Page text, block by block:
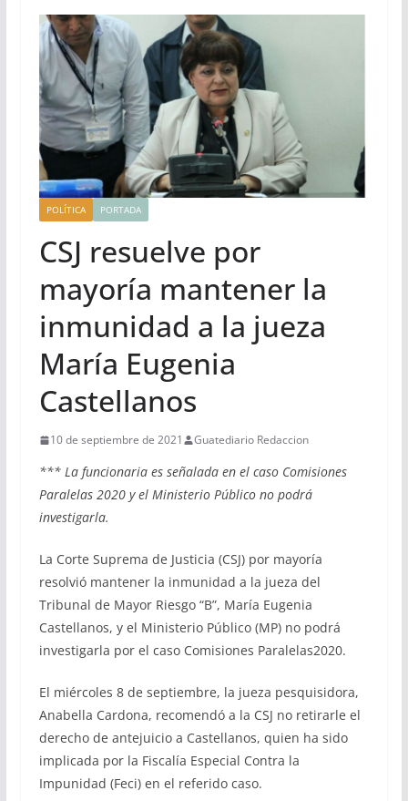
POLÍTICA PORTADA
CSJ resuelve por
mayoría mantener la
inmunidad a la jueza
María Eugenia
Castellanos
10 de septiembre de 2021 Guatediario Redaccion
*** La funcionaria es señalada en el caso Comisiones
Paralelas 2020 y el Ministerio Público no podrá
investigarla.
La Corte Suprema de Justicia (CSJ) por mayoría
resolvió mantener la inmunidad a la jueza del
Tribunal de Mayor Riesgo “B”, María Eugenia
Castellanos, y el Ministerio Público (MP) no podrá
investigarla por el caso Comisiones Paralelas2020.
El miércoles 8 de septiembre, la jueza pesquisidora,
Anabella Cardona, recomendó a la CSJ no retirarle el
derecho de antejuicio a Castellanos, quien ha sido
implicada por la Fiscalía Especial Contra la
Impunidad (Feci) en el referido caso.